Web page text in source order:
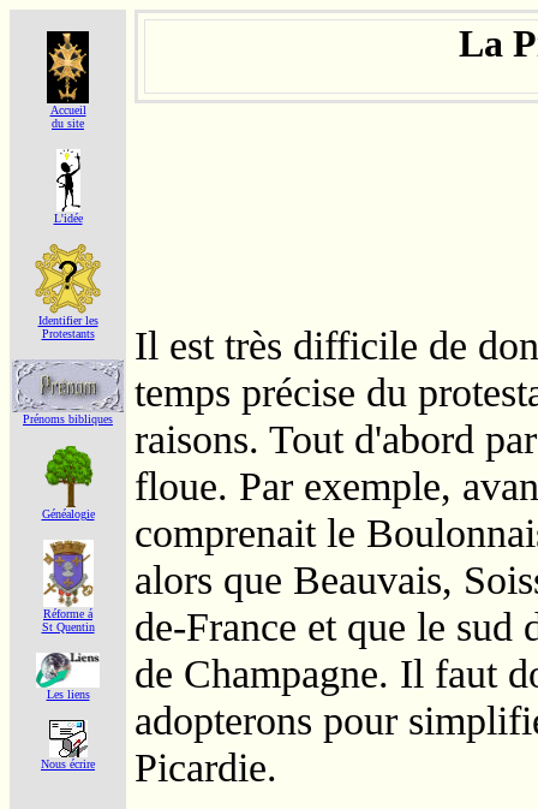
Accueil
du site
L'idée
Identifier les
Protestants
Prénoms bibliques
Généalogie
Réforme á
St Quentin
Les liens
Nous écrire
La
Il est très difficile de
temps précise du
raisons. Tout d'abord
floue. Par exemple,
comprenait le
alors que Beauvais,
de-France et que le sud
de Champagne. Il faut
adopterons pour
Picardie.